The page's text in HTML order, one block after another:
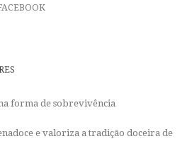
forma de sobrevivência
e valoriza a tradição doceira de